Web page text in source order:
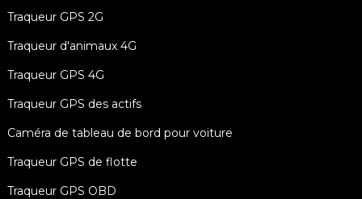
Traqueur GPS 2G
Traqueur d'animaux 4G
Traqueur GPS 4G
Traqueur GPS des actifs
Caméra de tableau de bord pour voiture
Traqueur GPS de flotte
Traqueur GPS OBD